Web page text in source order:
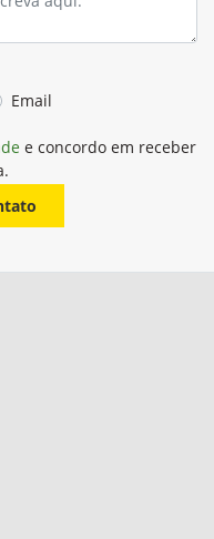
Email
e concordo em receber